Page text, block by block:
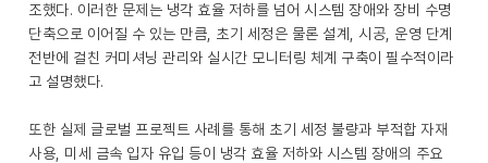
조했다. 이러한 문제는 냉각 효율 저하를 넘어 시스템 장애와 장비 수명
단축으로 이어질 수 있는 만큼, 초기 세정은 물론 설계, 시공, 운영 단계
전반에 걸친 커미셔닝 관리와 실시간 모니터링 체계 구축이 필수적이라
고 설명했다.
또한 실제 글로벌 프로젝트 사례를 통해 초기 세정 불량과 부적합 자재
사용, 미세 금속 입자 유입 등이 냉각 효율 저하와 시스템 장애의 주요